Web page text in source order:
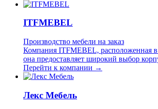
ITFMEBEL
Производство мебели на заказ
Компания ITFMEBEL, расположенная в
она предоставляет широкий выбор
Перейти к компании →
Лекс Мебель